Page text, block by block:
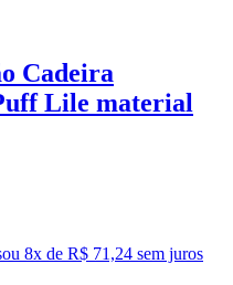
Cadeira
Lile material
ou 8x de R$ 71,24 sem juros